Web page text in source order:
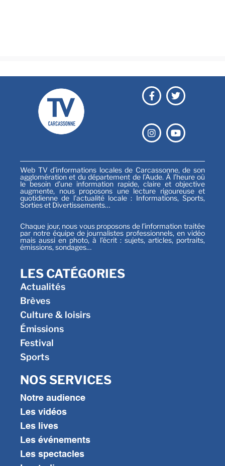
Web TV d’informations locales de Carcassonne, de son
agglomération et du département de l’Aude. À l’heure où
le besoin d’une information rapide, claire et objective
augmente, nous proposons une lecture rigoureuse et
quotidienne de l’actualité locale : Informations, Sports,
Sorties et Divertissements…
Chaque jour, nous vous proposons de l’information traitée
par notre équipe de journalistes professionnels, en vidéo
mais aussi en photo, à l’écrit : sujets, articles, portraits,
émissions, sondages…
LES CATÉGORIES
Actualités
Brèves
Culture & loisirs
Émissions
Festival
Sports
NOS SERVICES
Notre audience
Les vidéos
Les lives
Les événements
Les spectacles